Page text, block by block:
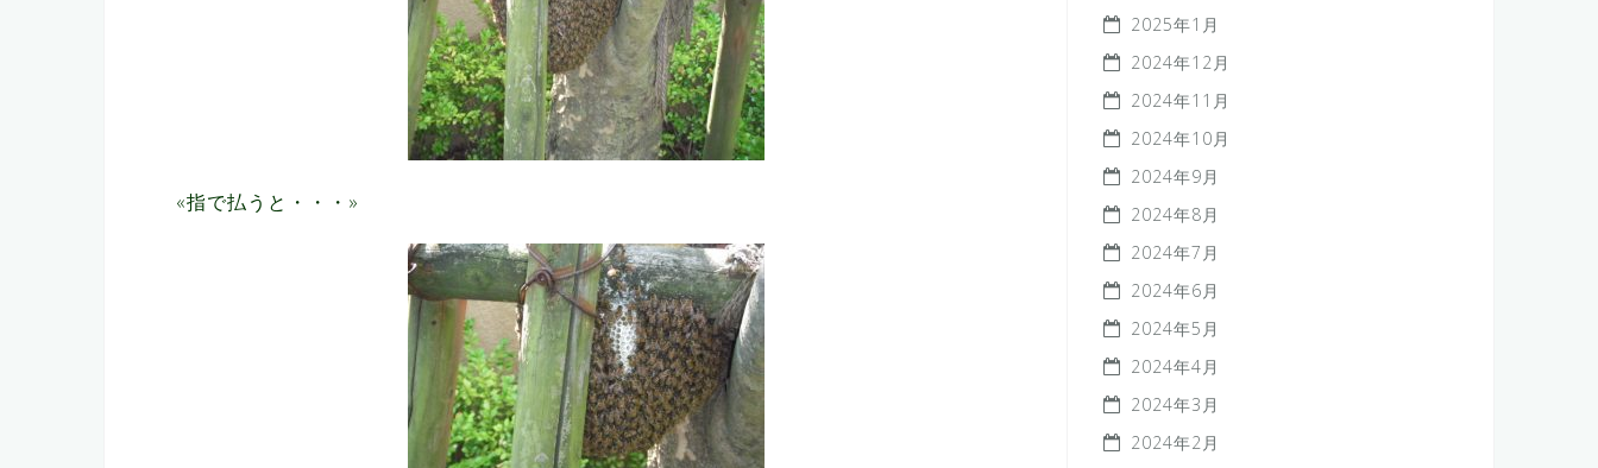
«指で払うと・・・»
2025年1月
2024年12月
2024年11月
2024年10月
2024年9月
2024年8月
2024年7月
2024年6月
2024年5月
2024年4月
2024年3月
2024年2月